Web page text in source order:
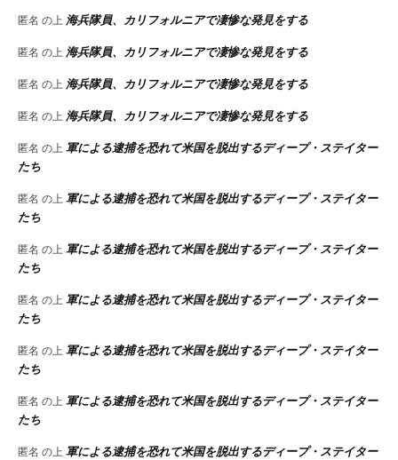
匿名 の上 海兵隊員、カリフォルニアで凄惨な発見をする
匿名 の上 海兵隊員、カリフォルニアで凄惨な発見をする
匿名 の上 海兵隊員、カリフォルニアで凄惨な発見をする
匿名 の上 海兵隊員、カリフォルニアで凄惨な発見をする
匿名 の上 軍による逮捕を恐れて米国を脱出するディープ・ステイター
たち
匿名 の上 軍による逮捕を恐れて米国を脱出するディープ・ステイター
たち
匿名 の上 軍による逮捕を恐れて米国を脱出するディープ・ステイター
たち
匿名 の上 軍による逮捕を恐れて米国を脱出するディープ・ステイター
たち
匿名 の上 軍による逮捕を恐れて米国を脱出するディープ・ステイター
たち
匿名 の上 軍による逮捕を恐れて米国を脱出するディープ・ステイター
たち
匿名 の上 軍による逮捕を恐れて米国を脱出するディープ・ステイター